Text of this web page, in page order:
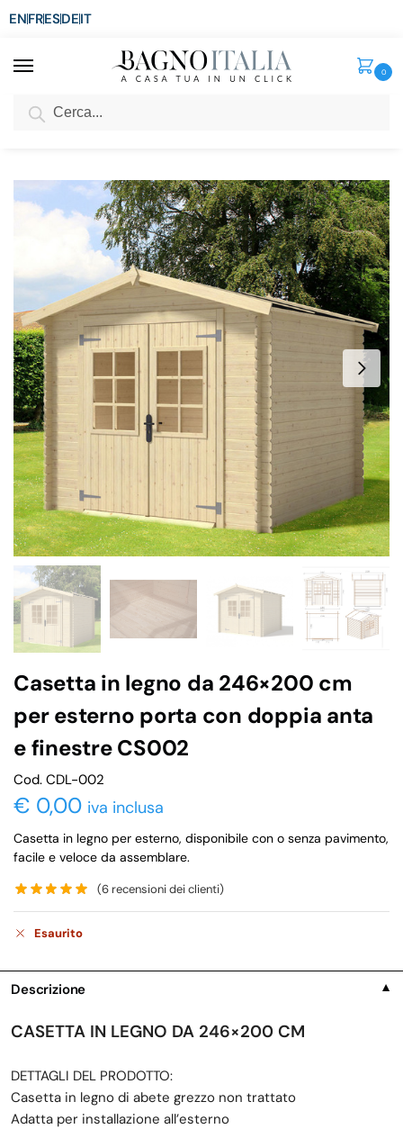
ENFRESDEIT
0
SCONTO del 3%
Casetta in legno da 246×200 cm
per esterno porta con doppia anta
e finestre CS002
Cod. CDL-002
€ 0,00 iva inclusa
Casetta in legno per esterno, disponibile con o senza pavimento,
facile e veloce da assemblare.
(6 recensioni dei clienti)
Esaurito
Descrizione ▼
CASETTA IN LEGNO DA 246×200 CM
DETTAGLI DEL PRODOTTO:
Casetta in legno di abete grezzo non trattato
Adatta per installazione all’esterno